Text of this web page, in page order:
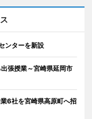
ンターを新設
張授業～宮崎県延岡市
6社を宮崎県高原町へ招